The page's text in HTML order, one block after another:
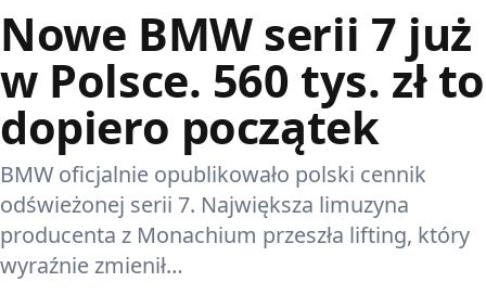
Premiery
Porady motoryzacyjne
Pozostałe artykuły
Nowe BMW serii 7 już
w Polsce. 560 tys. zł to
dopiero początek
BMW oficjalnie opublikowało polski cennik
odświeżonej serii 7. Największa limuzyna
producenta z Monachium przeszła lifting, który
wyraźnie zmienił…